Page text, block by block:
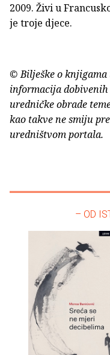
2009. Živi u
je troje djece.
© Bilješke o knjigama
informacija
uredničke obrade
kao takve ne smiju
uredništvom portala.
– OD